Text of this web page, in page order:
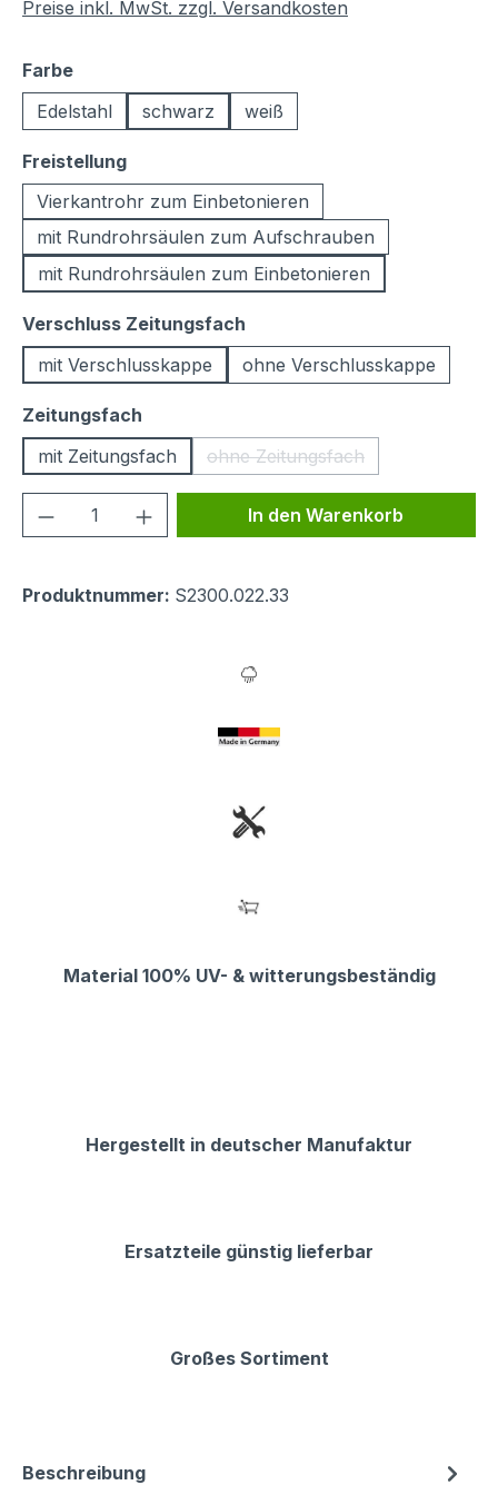
Preise inkl. MwSt. zzgl. Versandkosten
Farbeauswählen
Edelstahl
schwarz weiß
Freistellungauswählen
Vierkantrohr zum Einbetonieren
mit Rundrohrsäulen zum Aufschrauben
mit Rundrohrsäulen zum Einbetonieren
Verschluss Zeitungsfach
mit Verschlusskappe
ohne Verschlusskappe
Zeitungsfach
mit Zeitungsfach
ohne Zeitungsfach
(Diese Option ist zurzeit
Produkt Anzahl: Gib denIn den Warenkorb
Produktnummer: S2300.022.33
Material 100% UV- & witterungsbeständig
Hergestellt in deutscher Manufaktur
Ersatzteile günstig lieferbar
Großes Sortiment
Beschreibung